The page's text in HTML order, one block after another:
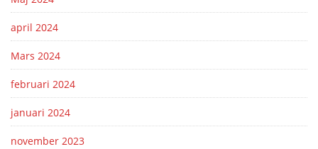
april 2024
Mars 2024
februari 2024
januari 2024
november 2023